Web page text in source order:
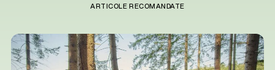
ARTICOLE RECOMANDATE